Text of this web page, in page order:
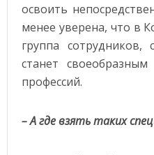
освоить
менее уверена, что в
группа сотрудников,
станет
профессий.
– А где взять таких